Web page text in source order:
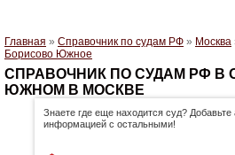
Главная » Справочник по судам РФ » Москва
Борисово Южное
СПРАВОЧНИК ПО СУДАМ РФ В
ЮЖНОМ В МОСКВЕ
Знаете где еще находится суд? Добавьте
информацией с остальными!